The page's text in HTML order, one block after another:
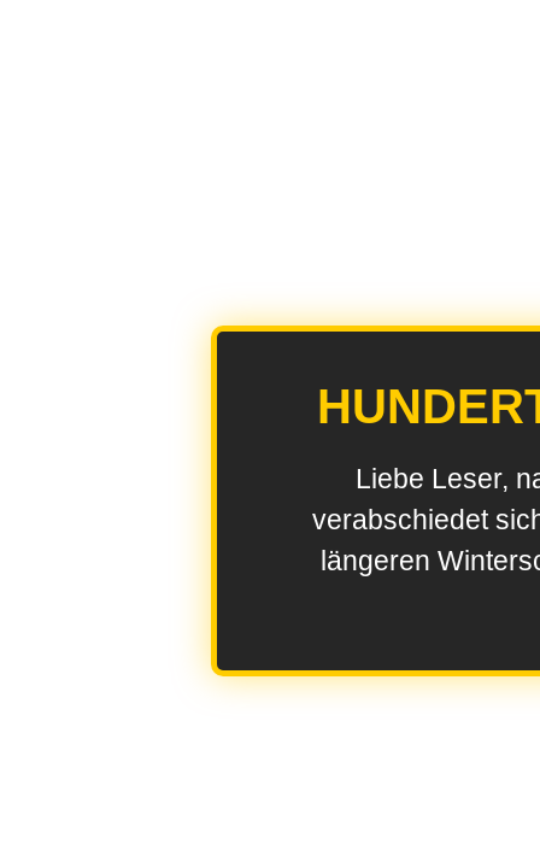
Liebe Leser,
verabschiedet
längeren